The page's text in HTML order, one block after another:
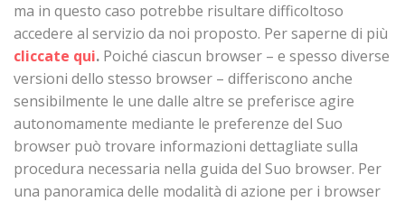
ma in questo caso potrebbe risultare difficoltoso
accedere al servizio da noi proposto. Per saperne di più
cliccate qui. Poiché ciascun browser – e spesso diverse
versioni dello stesso browser – differiscono anche
sensibilmente le une dalle altre se preferisce agire
autonomamente mediante le preferenze del Suo
browser può trovare informazioni dettagliate sulla
procedura necessaria nella guida del Suo browser. Per
una panoramica delle modalità di azione per i browser